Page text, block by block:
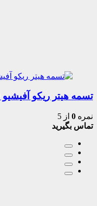
تسمه هیتر ریکو آفیشیو 1060 Richo Aficio
نمره 0 از 5
تماس بگیرید